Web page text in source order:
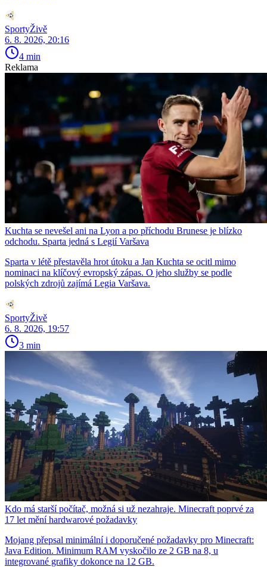
SportyŽivě
6. 8. 2026, 20:16
4 min
Reklama
Kuchta se nevešel ani na Lyon a po příchodu Brunese je blízko
odchodu. Sparta jedná s Legií Varšava
Sparta v létě přestavěla hrot útoku a Jan Kuchta se ocitl mimo
nominaci na klíčový evropský zápas. O jeho služby se podle
polských zdrojů zajímá Legia Varšava.
SportyŽivě
6. 8. 2026, 19:57
3 min
Kdo má starší počítač, možná si už nezahraje. Minecraft poprvé za
17 let mění hardwarové požadavky
Mojang přepsal minimální i doporučené požadavky pro Minecraft:
Java Edition. Minimum RAM vyskočilo ze 2 GB na 8, u
integrované grafiky dokonce na 12 GB.